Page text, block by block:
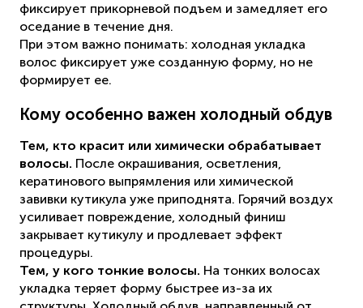
фиксирует прикорневой подъем и замедляет его
оседание в течение дня.
При этом важно понимать: холодная укладка
волос фиксирует уже созданную форму, но не
формирует ее.
Кому особенно важен холодный обдув
Тем, кто красит или химически обрабатывает
волосы. После окрашивания, осветления,
кератинового выпрямления или химической
завивки кутикула уже приподнята. Горячий воздух
усиливает повреждение, холодный финиш
закрывает кутикулу и продлевает эффект
процедуры.
Тем, у кого тонкие волосы. На тонких волосах
укладка теряет форму быстрее из-за их